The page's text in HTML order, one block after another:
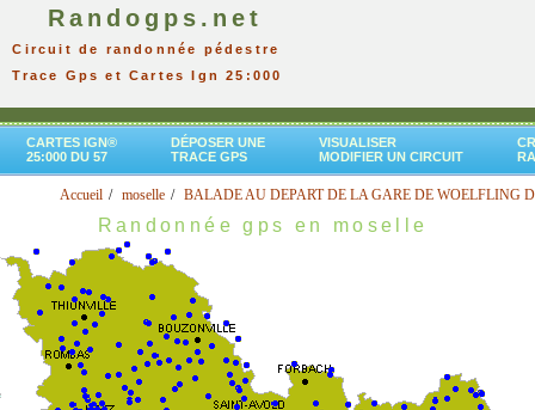
Randogps.net
Circuit de randonnée pédestre
Trace Gps et Cartes Ign 25:000
CARTES IGN®
25:000 DU 57
DÉPOSER UNE
TRACE GPS
VISUALISER
MODIFIER UN CIRCUIT
Accueil moselle BALADE AU DEPART DE LA GARE DE WOELFLING
Randonnée gps en moselle